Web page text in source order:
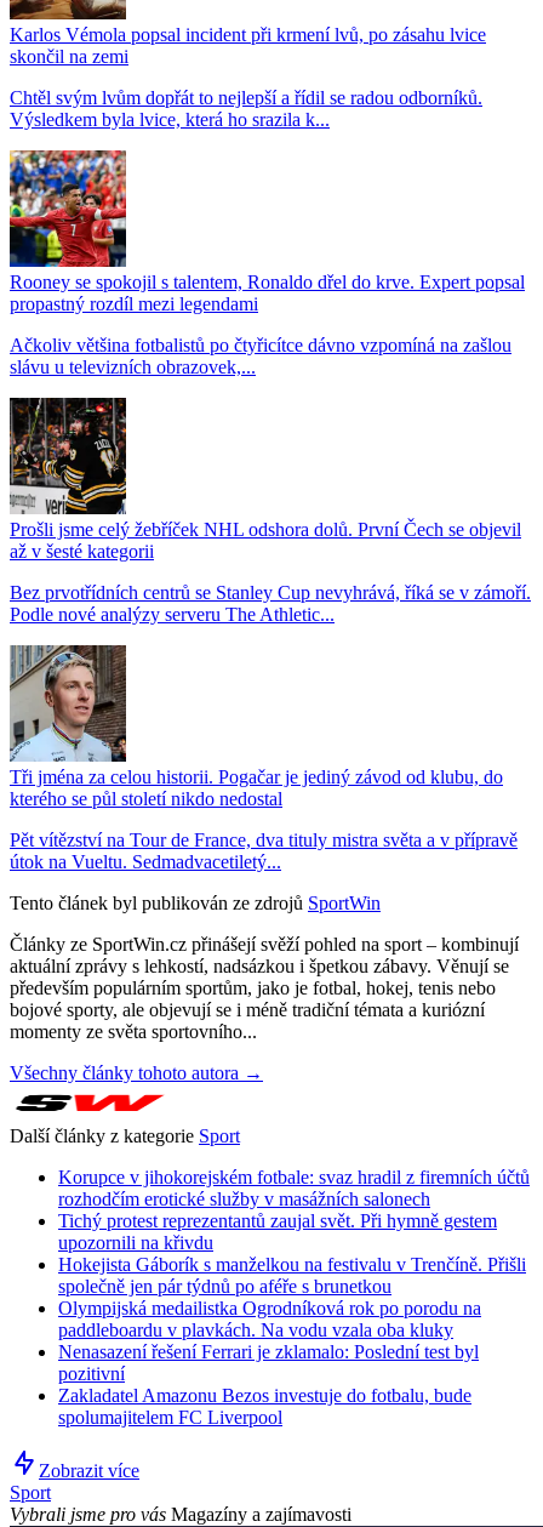
Karlos Vémola popsal incident při krmení lvů, po zásahu lvice
skončil na zemi
Chtěl svým lvům dopřát to nejlepší a řídil se radou odborníků.
Výsledkem byla lvice, která ho srazila k...
Rooney se spokojil s talentem, Ronaldo dřel do krve. Expert popsal
propastný rozdíl mezi legendami
Ačkoliv většina fotbalistů po čtyřicítce dávno vzpomíná na zašlou
slávu u televizních obrazovek,...
Prošli jsme celý žebříček NHL odshora dolů. První Čech se objevil
až v šesté kategorii
Bez prvotřídních centrů se Stanley Cup nevyhrává, říká se v zámoří.
Podle nové analýzy serveru The Athletic...
Tři jména za celou historii. Pogačar je jediný závod od klubu, do
kterého se půl století nikdo nedostal
Pět vítězství na Tour de France, dva tituly mistra světa a v přípravě
útok na Vueltu. Sedmadvacetiletý...
Tento článek byl publikován ze zdrojů SportWin
Články ze SportWin.cz přinášejí svěží pohled na sport – kombinují
aktuální zprávy s lehkostí, nadsázkou i špetkou zábavy. Věnují se
především populárním sportům, jako je fotbal, hokej, tenis nebo
bojové sporty, ale objevují se i méně tradiční témata a kuriózní
momenty ze světa sportovního...
Všechny články tohoto autora →
Další články z kategorie Sport
Korupce v jihokorejském fotbale: svaz hradil z firemních účtů
rozhodčím erotické služby v masážních salonech
Tichý protest reprezentantů zaujal svět. Při hymně gestem
upozornili na křivdu
Hokejista Gáborík s manželkou na festivalu v Trenčíně. Přišli
společně jen pár týdnů po aféře s brunetkou
Olympijská medailistka Ogrodníková rok po porodu na
paddleboardu v plavkách. Na vodu vzala oba kluky
Nenasazení řešení Ferrari je zklamalo: Poslední test byl
pozitivní
Zakladatel Amazonu Bezos investuje do fotbalu, bude
spolumajitelem FC Liverpool
Zobrazit více
Sport
Vybrali jsme pro vás Magazíny a zajímavosti